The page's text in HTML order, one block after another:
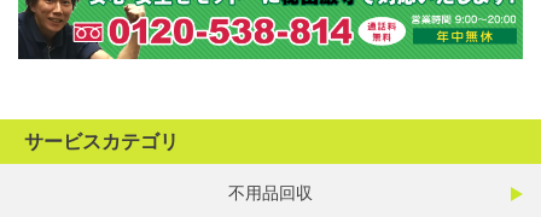
サービスカテゴリ
不用品回収